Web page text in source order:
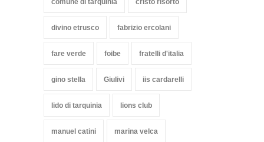
divino etrusco fabrizio ercolani
fare verde foibe fratelli d'italia
gino stella Giulivi iis cardarelli
lido di tarquinia lions club
manuel catini marina velca